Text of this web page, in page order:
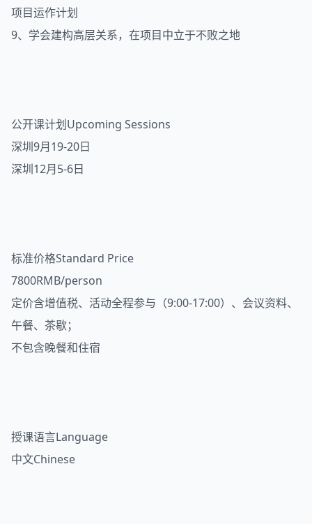
项目运作计划
9、学会建构高层关系，在项目中立于不败之地
公开课计划Upcoming Sessions
深圳9月19-20日
深圳12月5-6日
标准价格Standard Price
7800RMB/person
定价含增值税、活动全程参与（9:00-17:00）、会议资料、
午餐、茶歇；
不包含晚餐和住宿
授课语言Language
中文Chinese